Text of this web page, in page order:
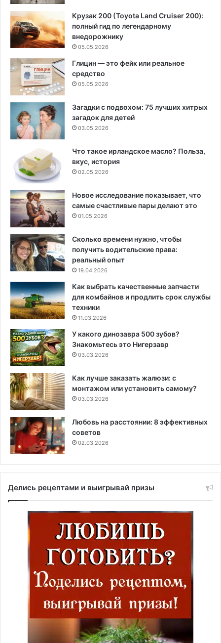
Крузак 200 (Toyota Land Cruiser 200):
полный гид по легендарному
внедорожнику
05.05.2026
Глицин — это фейк или реальное
средство
05.05.2026
Загадки с подвохом: 75 лучших хитрых
загадок для детей
03.05.2026
Что такое ирландское масло? Польза,
вкус, история
02.05.2026
Новое исследование показывает, что
самые счастливые пары делают это
01.05.2026
Сколько времени нужно, чтобы
получить водительские права:
реальный опыт
19.04.2026
Как выбрать качественные запчасти
для комбайнов и продлить срок службы
техники
11.03.2026
У какого динозавра 500 зубов?
Знакомьтесь это Нигерзавр
03.03.2026
Как лучше заказать жалюзи: с
монтажом или установить самому?
03.03.2026
Любовь на расстоянии: 8 эффективных
советов
02.03.2026
Делись рецептами и выигрывай призы